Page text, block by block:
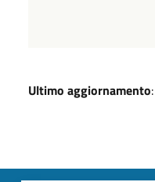
Ultimo aggiornamento